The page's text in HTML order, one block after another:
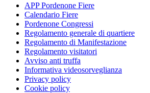
APP Pordenone Fiere
Calendario Fiere
Pordenone Congressi
Regolamento generale di quartiere
Regolamento di Manifestazione
Regolamento visitatori
Avviso anti truffa
Informativa videosorveglianza
Privacy policy
Cookie policy